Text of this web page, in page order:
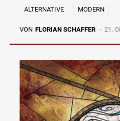
ALTERNATIVE
MODERN
VON FLORIAN SCHAFFER 21.